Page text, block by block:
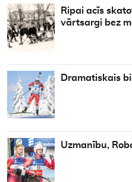
Ripai acīs
vārtsargi bez
Dramatiskais
Uzmanību,